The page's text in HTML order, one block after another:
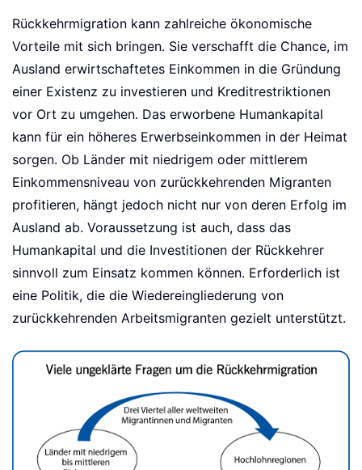
Rückkehrmigration kann zahlreiche ökonomische
Vorteile mit sich bringen. Sie verschafft die Chance, im
Ausland erwirtschaftetes Einkommen in die Gründung
einer Existenz zu investieren und Kreditrestriktionen
vor Ort zu umgehen. Das erworbene Humankapital
kann für ein höheres Erwerbseinkommen in der Heimat
sorgen. Ob Länder mit niedrigem oder mittlerem
Einkommensniveau von zurückkehrenden Migranten
profitieren, hängt jedoch nicht nur von deren Erfolg im
Ausland ab. Voraussetzung ist auch, dass das
Humankapital und die Investitionen der Rückkehrer
sinnvoll zum Einsatz kommen können. Erforderlich ist
eine Politik, die die Wiedereingliederung von
zurückkehrenden Arbeitsmigranten gezielt unterstützt.